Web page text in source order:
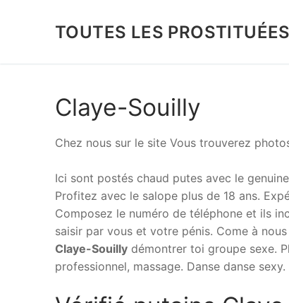
TOUTES LES
Claye-Souilly
Chez nous sur le site Vous trouverez
Ici sont postés chaud putes avec le
Profitez avec le salope plus de 18 ans.
Composez le numéro de téléphone et ils
saisir par vous et votre pénis. Come à
Claye-Souilly démontrer toi groupe sexe.
professionnel, massage. Danse danse